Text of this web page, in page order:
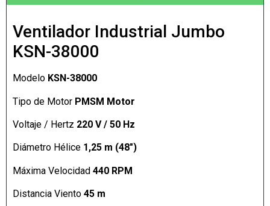
Ventilador Industrial Jumbo
KSN-38000
Modelo KSN-38000
Tipo de Motor PMSM Motor
Voltaje / Hertz 220 V / 50 Hz
Diámetro Hélice 1,25 m (48″)
Máxima Velocidad 440 RPM
Distancia Viento 45 m